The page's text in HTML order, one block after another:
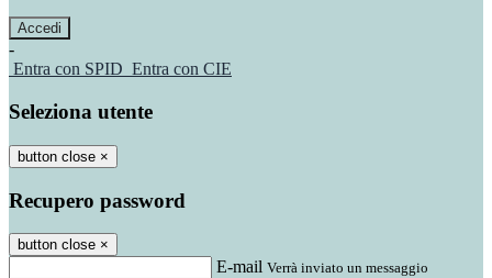
-
Entra con SPID Entra con CIE
Seleziona utente
button close ×
Recupero password
button close ×
E-mail Verrà inviato un messaggio